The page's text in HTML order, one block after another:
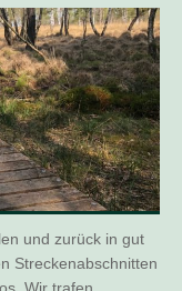
und zurück in gut
Streckenabschnitten